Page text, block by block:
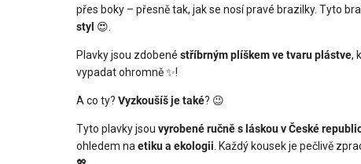
přes boky – přesně tak, jak se nosí pravé brazilky. Tyto
styl 😍.
Plavky jsou zdobené stříbrným plíškem ve tvaru plástve,
vypadat ohromně ✨!
A co ty? Vyzkoušíš je také? 😉
Tyto plavky jsou vyrobené ručně s láskou v České
ohledem naetiku a ekologii. Každý kousek je pečlivě